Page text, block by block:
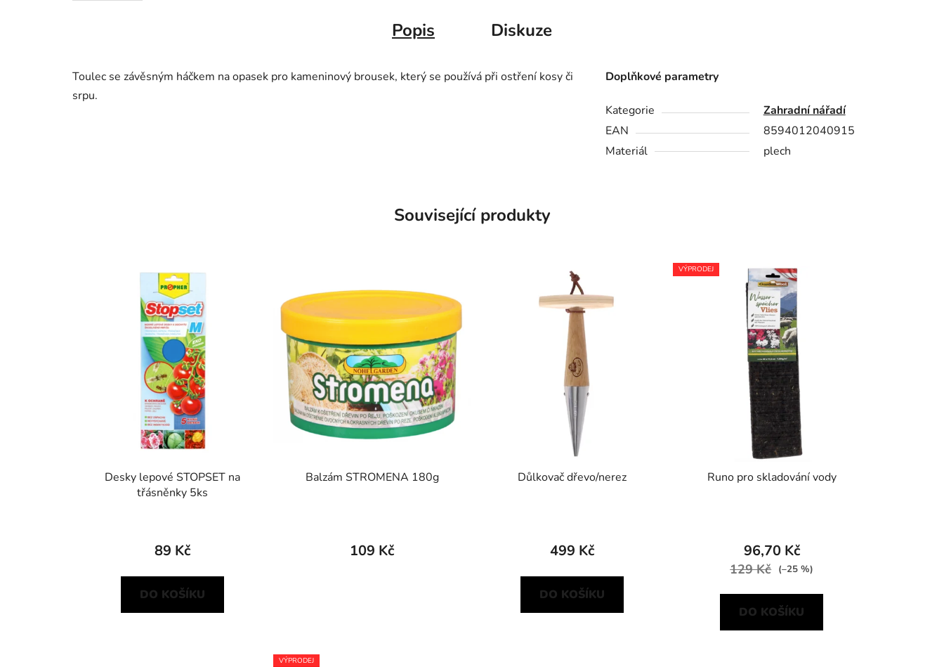
Popis Diskuze
Toulec se závěsným háčkem na opasek pro kameninový brousek, který se používá při ostření kosy či
srpu.
Doplňkové parametry
Kategorie
Zahradní nářadí
EAN
8594012040915
Materiál
plech
Související produkty
Desky lepové STOPSET na
třásněnky 5ks
89 Kč
DO KOŠÍKU
Balzám STROMENA 180g
109 Kč
Důlkovač dřevo/nerez
499 Kč
DO KOŠÍKU
VÝPRODEJ
Runo pro skladování vody
96,70 Kč
129 Kč (–25 %)
DO KOŠÍKU
VÝPRODEJ